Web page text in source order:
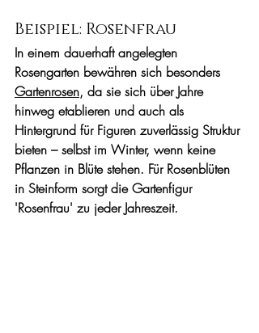
Beispiel: Rosenfrau
In einem dauerhaft angelegten
Rosengarten bewähren sich besonders
Gartenrosen, da sie sich über Jahre
hinweg etablieren und auch als
Hintergrund für Figuren zuverlässig Struktur
bieten – selbst im Winter, wenn keine
Pflanzen in Blüte stehen. Für Rosenblüten
in Steinform sorgt die Gartenfigur
'Rosenfrau' zu jeder Jahreszeit.